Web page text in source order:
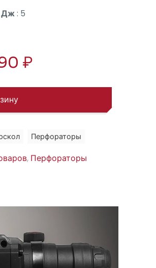
Дж: 5
₽
, Перфораторы
Перфораторы